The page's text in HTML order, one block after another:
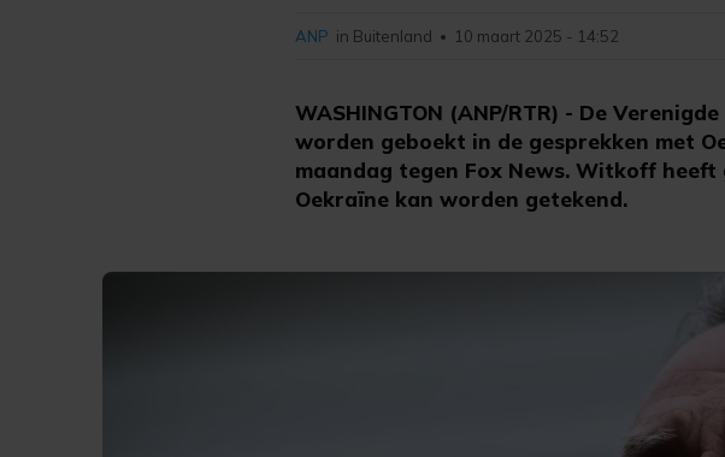
WASHINGTON (ANP/RTR) - De
worden geboekt in de gesprekken met
maandag tegen Fox News. Witkoff
Oekraïne kan worden getekend.
ANP in Buitenland • 10 maart 2025 - 14:52